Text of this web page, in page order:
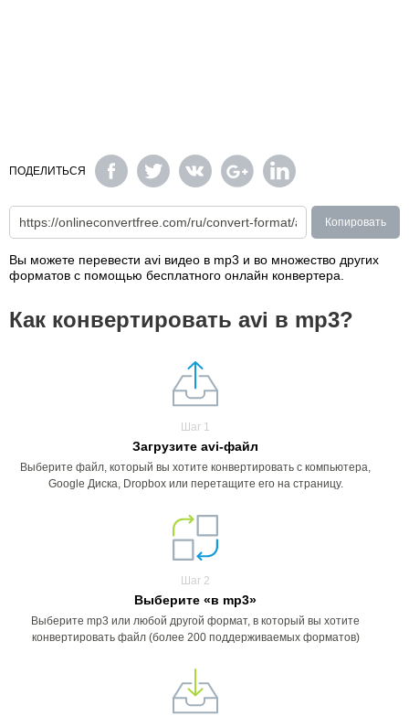
ПОДЕЛИТЬСЯ
Копировать
Вы можете перевести avi видео в mp3 и во множество других
форматов с помощью бесплатного онлайн конвертера.
Как конвертировать avi в mp3?
Шаг 1
Загрузите avi-файл
Выберите файл, который вы хотите конвертировать с компьютера,
Google Диска, Dropbox или перетащите его на страницу.
Шаг 2
Выберите «в mp3»
Выберите mp3 или любой другой формат, в который вы хотите
конвертировать файл (более 200 поддерживаемых форматов)